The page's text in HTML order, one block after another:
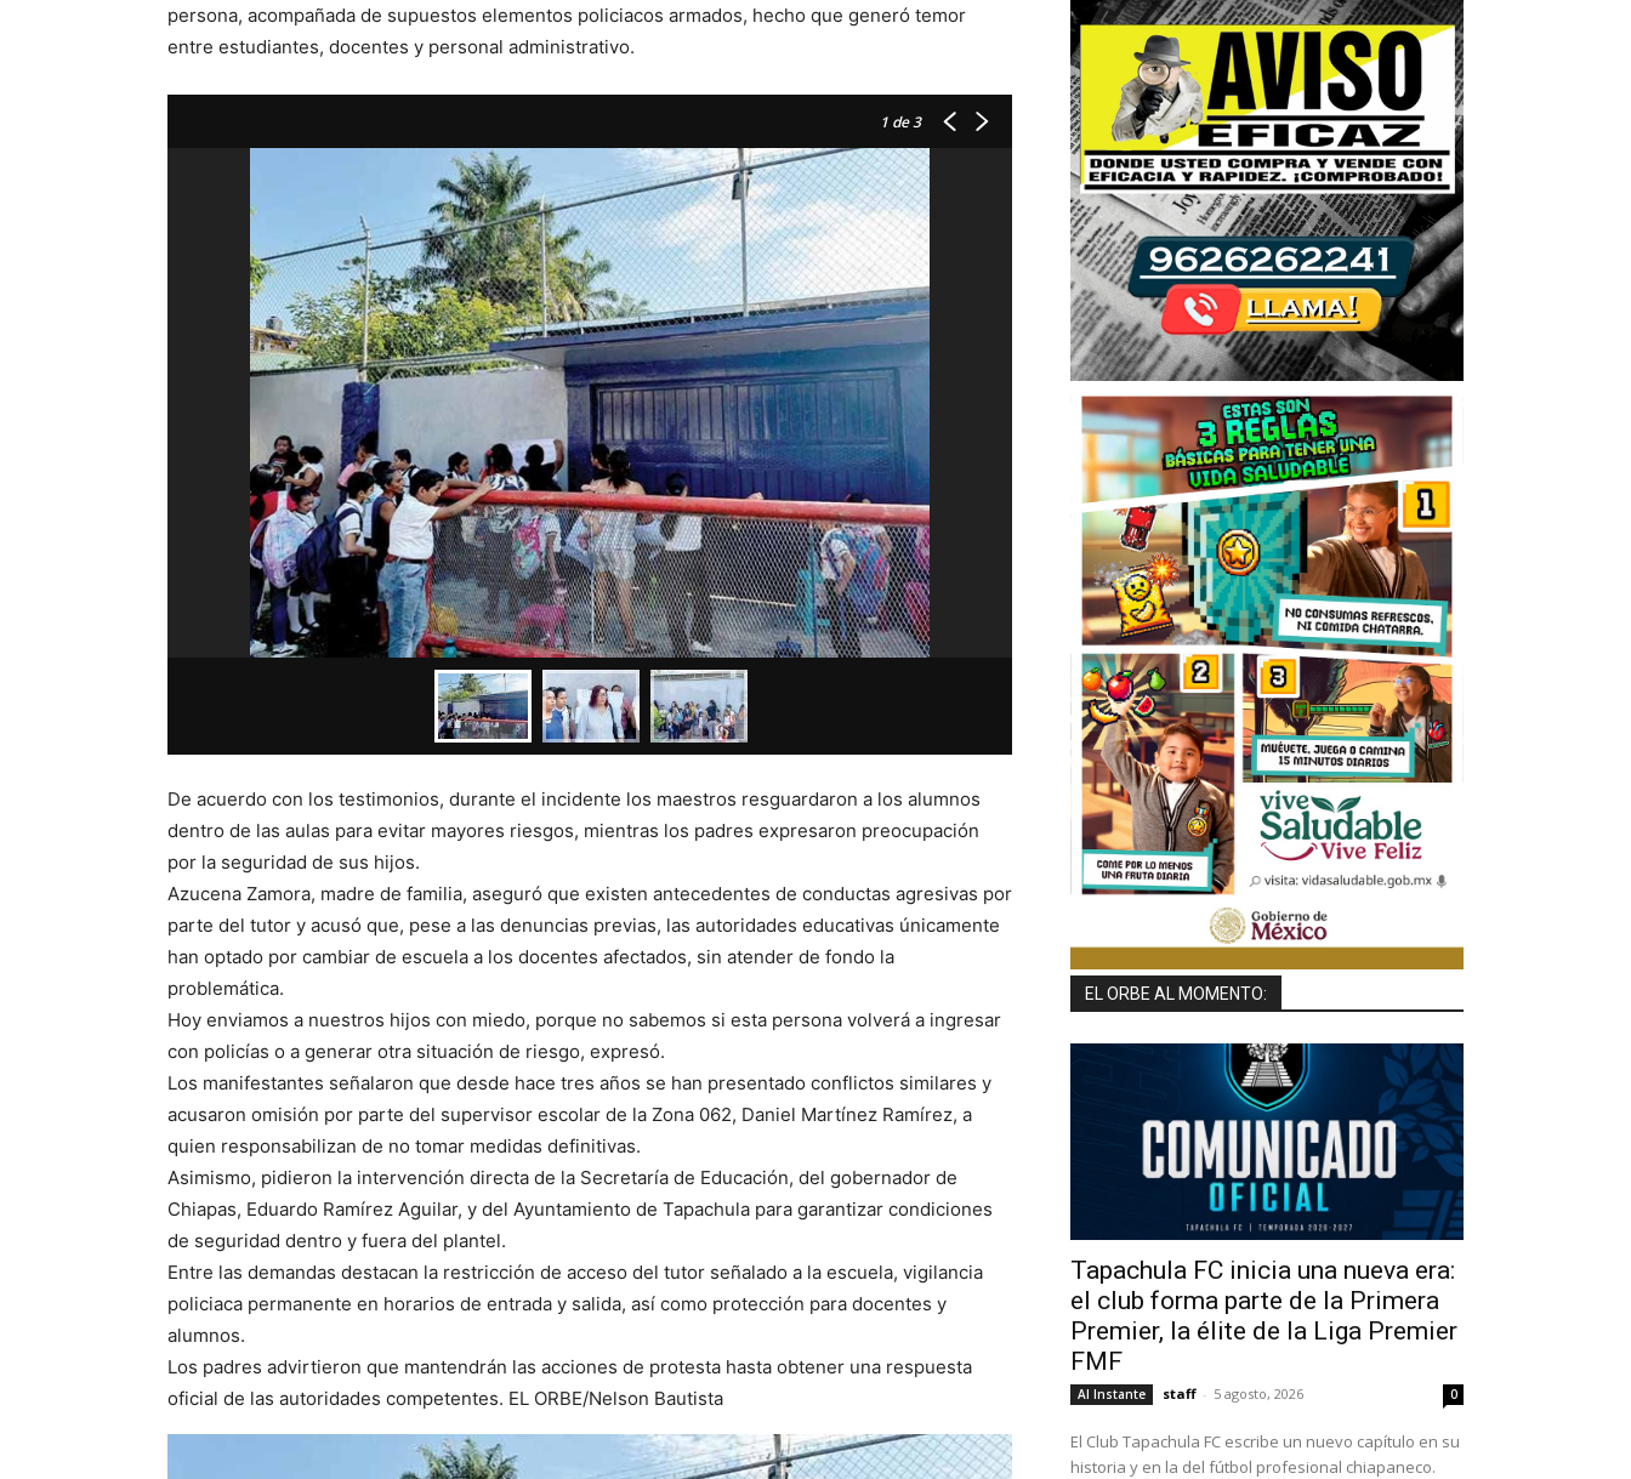
persona, acompañada de supuestos elementos policiacos armados, hecho que generó temor
entre estudiantes, docentes y personal administrativo.
1 de 3
De acuerdo con los testimonios, durante el incidente los maestros resguardaron a los alumnos
dentro de las aulas para evitar mayores riesgos, mientras los padres expresaron preocupación
por la seguridad de sus hijos.
Azucena Zamora, madre de familia, aseguró que existen antecedentes de conductas agresivas por
parte del tutor y acusó que, pese a las denuncias previas, las autoridades educativas únicamente
han optado por cambiar de escuela a los docentes afectados, sin atender de fondo la
problemática.
Hoy enviamos a nuestros hijos con miedo, porque no sabemos si esta persona volverá a ingresar
con policías o a generar otra situación de riesgo, expresó.
Los manifestantes señalaron que desde hace tres años se han presentado conflictos similares y
acusaron omisión por parte del supervisor escolar de la Zona 062, Daniel Martínez Ramírez, a
quien responsabilizan de no tomar medidas definitivas.
Asimismo, pidieron la intervención directa de la Secretaría de Educación, del gobernador de
Chiapas, Eduardo Ramírez Aguilar, y del Ayuntamiento de Tapachula para garantizar condiciones
de seguridad dentro y fuera del plantel.
Entre las demandas destacan la restricción de acceso del tutor señalado a la escuela, vigilancia
policiaca permanente en horarios de entrada y salida, así como protección para docentes y
alumnos.
Los padres advirtieron que mantendrán las acciones de protesta hasta obtener una respuesta
oficial de las autoridades competentes. EL ORBE/Nelson Bautista
EL ORBE AL MOMENTO:
Tapachula FC inicia una nueva era:
el club forma parte de la Primera
Premier, la élite de la Liga Premier
FMF
Al Instante staff - 5 agosto, 2026 0
El Club Tapachula FC escribe un nuevo capítulo en su
historia y en la del fútbol profesional chiapaneco.